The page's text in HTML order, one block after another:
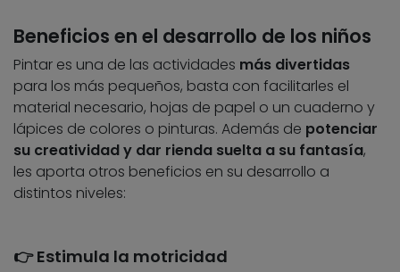
Beneficios en el desarrollo de los niños
Pintar es una de las actividades más divertidas
para los más pequeños, basta con facilitarles el
material necesario, hojas de papel o un cuaderno y
lápices de colores o pinturas. Además de potenciar
su creatividad y dar rienda suelta a su fantasía,
les aporta otros beneficios en su desarrollo a
distintos niveles:
👉 Estimula la motricidad